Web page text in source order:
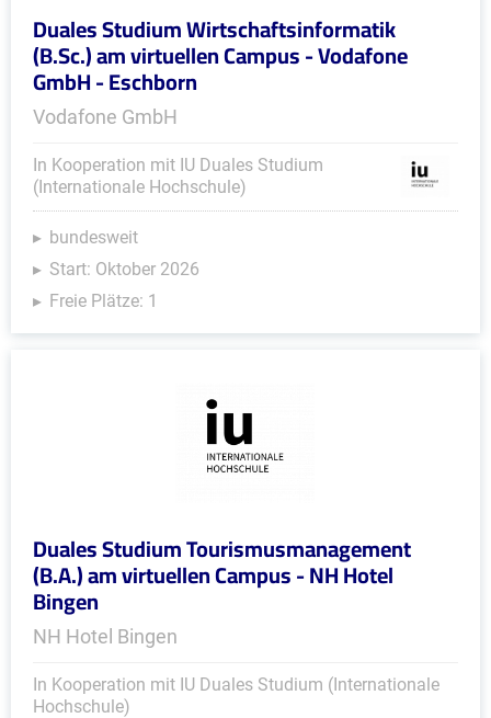
Duales Studium Wirtschaftsinformatik
(B.Sc.) am virtuellen Campus - Vodafone
GmbH - Eschborn
Vodafone GmbH
In Kooperation mit IU Duales Studium
(Internationale Hochschule)
bundesweit
Start: Oktober 2026
Freie Plätze: 1
Duales Studium Tourismusmanagement
(B.A.) am virtuellen Campus - NH Hotel
Bingen
NH Hotel Bingen
In Kooperation mit IU Duales Studium (Internationale
Hochschule)